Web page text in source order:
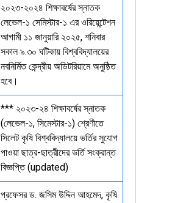
২০২৩-২০২৪ শিক্ষাবর্ষের স্নাতক
লেভেল-১ সেমিস্টার-১ এর ওরিয়েন্টেশন
আগামী ১১ জানুয়ারি ২০২৫, শনিবার
সকাল ৯.৩০ ঘটিকায় বিশ্ববিদ্যালয়ের
নবনির্মিত কেন্দ্রীয় অডিটরিয়ামে অনুষ্ঠিত
হবে।
*** ২০২৩-২৪ শিক্ষাবর্ষের স্নাতক
(লেভেল-১, সিমেস্টার-১) শ্রেণীতে
সিলেট কৃষি বিশ্ববিদ্যালয়ে ভর্তির সুযোগ
পাওয়া ছাত্র-ছাত্রীদের ভর্তি সংক্রান্ত
বিজ্ঞপ্তি (updated)
প্রফেসর ড. জসিম উদ্দিন আহমেদ, কৃষি